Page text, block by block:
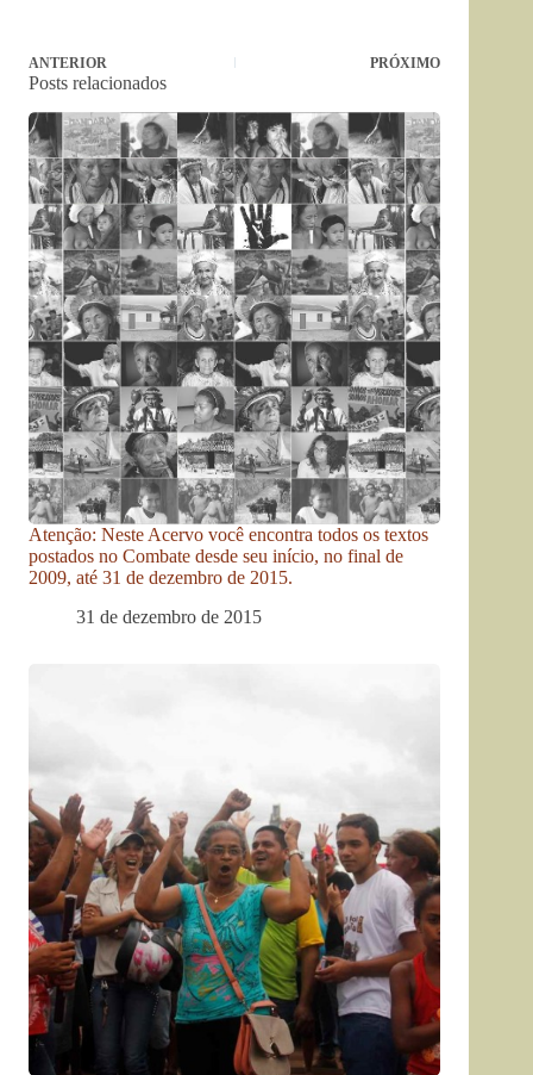
ANTERIOR PRÓXIMO
Posts relacionados
Atenção: Neste Acervo você encontra todos os textos
postados no Combate desde seu início, no final de
2009, até 31 de dezembro de 2015.
31 de dezembro de 2015